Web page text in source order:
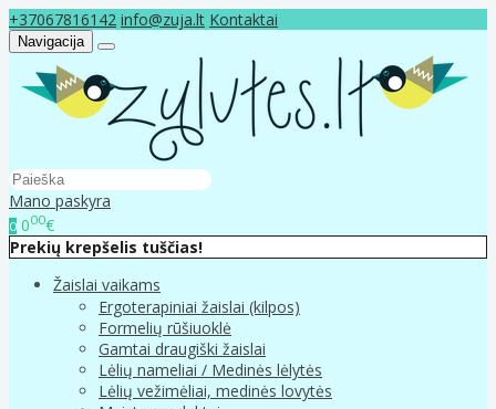
+37067816142 info@zuja.lt Kontaktai
Navigacija
Mano paskyra
0 000€
Prekių krepšelis tuščias!
Žaislai vaikams
Ergoterapiniai žaislai (kilpos)
Formelių rūšiuoklė
Gamtai draugiški žaislai
Lėlių nameliai / Medinės lėlytės
Lėlių vežimėliai, medinės lovytės